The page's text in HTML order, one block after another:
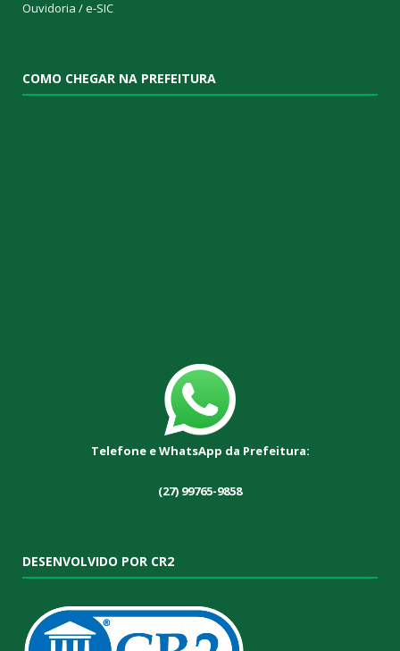
Ouvidoria /e-SIC
COMO CHEGAR NA PREFEITURA
Telefone e WhatsApp da Prefeitura:
(27) 99765-9858
DESENVOLVIDO POR CR2